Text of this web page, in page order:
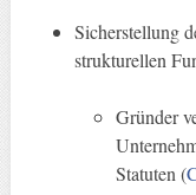
Sicherstellung
strukturellen
Gründer
Statuten (